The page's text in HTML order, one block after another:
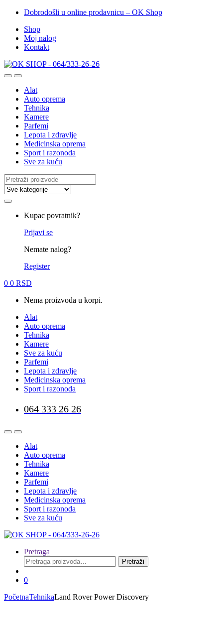
Dobrodošli u online prodavnicu – OK Shop
Shop
Moj nalog
Kontakt
Alat
Auto oprema
Tehnika
Kamere
Parfemi
Lepota i zdravlje
Medicinska oprema
Sport i razonoda
Sve za kuću
Search
for:
Kupac povratnik?
Prijavi se
Nemate nalog?
Register
0 0 RSD
Nema proizvoda u korpi.
Alat
Auto oprema
Tehnika
Kamere
Sve za kuću
Parfemi
Lepota i zdravlje
Medicinska oprema
Sport i razonoda
064 333 26 26
Alat
Auto oprema
Tehnika
Kamere
Parfemi
Lepota i zdravlje
Medicinska oprema
Sport i razonoda
Sve za kuću
Pretraga
Pretraga
za:
Pretraži
0
PočetnaTehnikaLand Rover Power Discovery